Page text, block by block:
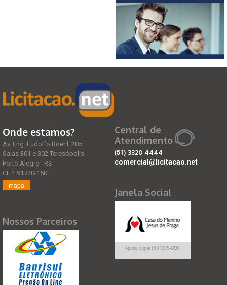
Onde estamos?
Av. Eng. Ludolfo Boehl, 205
Salas 301 e 302 Teresópolis
Porto Alegre - RS
CEP: 91720-150
mapa
Nossos Parceiros
Central de
Atendimento
(51) 3320 4444
comercial@licitacao.net
Janela Social